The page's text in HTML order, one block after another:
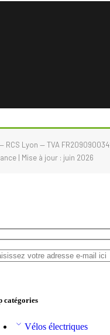
RCS Lyon — TVA
| Mise à jour : juin 2026
catégories
Vélos électriques